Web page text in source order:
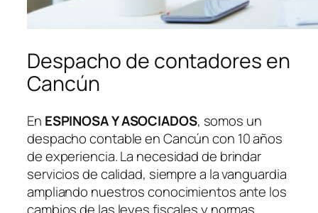
Despacho de contadores en
Cancún
En ESPINOSA Y ASOCIADOS, somos un
despacho contable en Cancún con 10 años
de experiencia. La necesidad de brindar
servicios de calidad, siempre a la vanguardia
ampliando nuestros conocimientos ante los